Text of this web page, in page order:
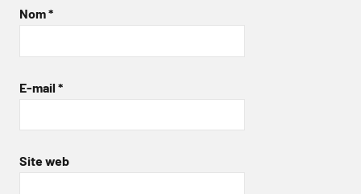
Nom*
E-mail *
Site web